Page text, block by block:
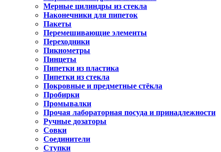
Мерные цилиндры из стекла
Наконечники для пипеток
Пакеты
Перемешивающие элементы
Переходники
Пикнометры
Пинцеты
Пипетки из пластика
Пипетки из стекла
Покровные и предметные стёкла
Пробирки
Промывалки
Прочая лабораторная посуда и принадлежности
Ручные дозаторы
Совки
Соединители
Ступки